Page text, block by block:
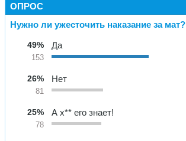
ОПРОС
Нужно ли ужесточить наказание за мат?
49%
153
Да
26%
81
Нет
25%
78
А х** его знает!